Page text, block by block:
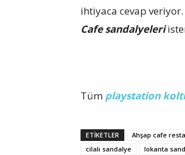
ihtiyaca cevap
Cafe sandalyeleri
Tüm playstation
ETIKETLER Ahşap cafe
cilalı sandalye
lokanta